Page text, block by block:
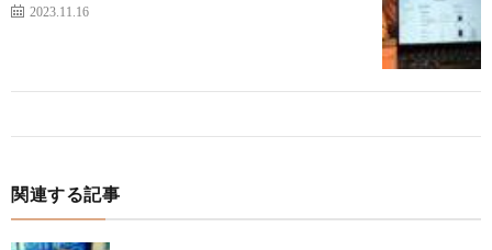
2023.11.16
関連する記事